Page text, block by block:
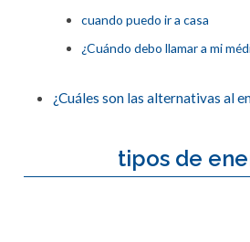
cuando puedo ir a casa
¿Cuándo debo llamar a mi
¿Cuáles son las alternativas al
tipos de